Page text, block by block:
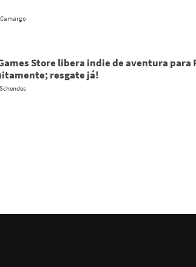
Store libera indie de aventura para
resgate já!